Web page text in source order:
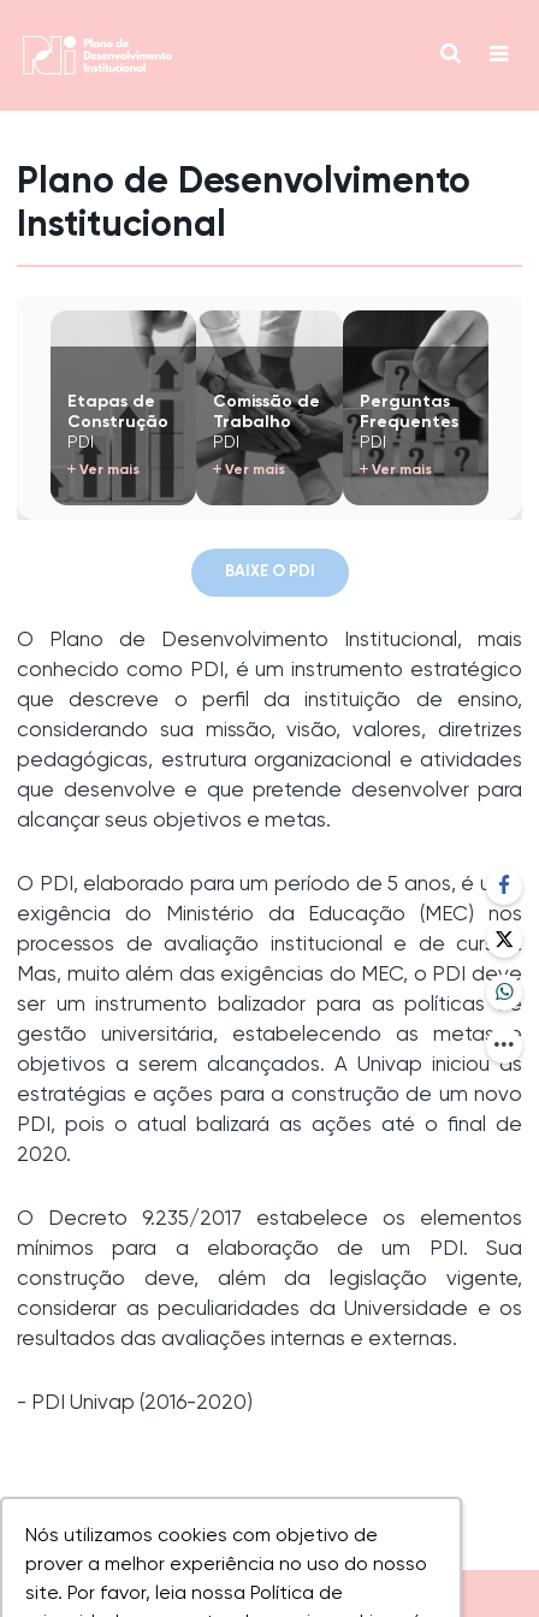
Nós utilizamos cookies com objetivo de
prover a melhor experiência no uso do nosso
site. Por favor, leia nossa Política de
Nós utilizamos cookies com objetivo de
prover a melhor experiência no uso do nosso
site. Por favor, leia nossa Política de
Plano de Desenvolvimento
Institucional
Etapas de
Construção
PDI
Ver mais
Comissão de
Trabalho
PDI
Ver mais
Perguntas
Frequentes
PDI
Ver mais
BAIXE O PDI
O Plano de Desenvolvimento Institucional, mais
conhecido como PDI, é um instrumento estratégico
que descreve o perfil da instituição de ensino,
considerando sua missão, visão, valores, diretrizes
pedagógicas, estrutura organizacional e atividades
que desenvolve e que pretende desenvolver para
alcançar seus objetivos e metas.
O PDI, elaborado para um período de 5 anos, é uma
exigência do Ministério da Educação (MEC) nos
processos de avaliação institucional e de cursos.
Mas, muito além das exigências do MEC, o PDI deve
ser um instrumento balizador para as políticas de
gestão universitária, estabelecendo as metas e
objetivos a serem alcançados. A Univap iniciou as
estratégias e ações para a construção de um novo
PDI, pois o atual balizará as ações até o final de
2020.
O Decreto 9.235/2017 estabelece os elementos
mínimos para a elaboração de um PDI. Sua
construção deve, além da legislação vigente,
considerar as peculiaridades da Universidade e os
resultados das avaliações internas e externas.
- PDI Univap (2016-2020)